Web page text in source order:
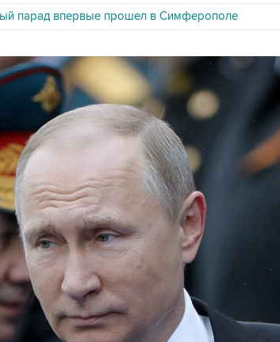
парад впервые прошел в Симферополе